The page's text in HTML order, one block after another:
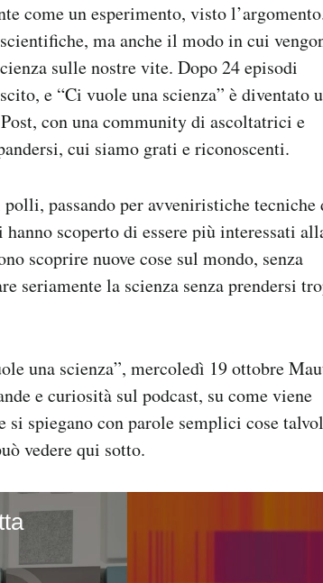
come un esperimento, visto
ma anche il modo in cui
sulle nostre vite. Dopo 24 episodi
e “Ci vuole una scienza” è diventato
con una community di ascoltatrici e
cui siamo grati e riconoscenti.
passando per avveniristiche tecniche
scoperto di essere più interessati
scoprire nuove cose sul mondo, senza
seriamente la scienza senza prendersi
una scienza”, mercoledì 19 ottobre
e curiosità sul podcast, su come viene
si spiegano con parole semplici cose
vedere qui sotto.